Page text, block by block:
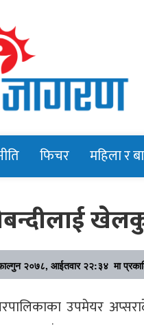
फिचर महिला र
२०७८, आईतवार २२:३४ मा
उपमेयर